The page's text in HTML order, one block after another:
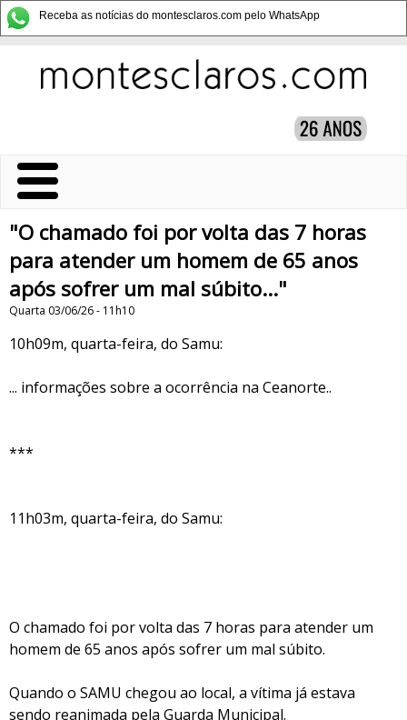
Receba as notícias do montesclaros.com pelo WhatsApp
"O chamado foi por volta das 7 horas
para atender um homem de 65 anos
após sofrer um mal súbito..."
Quarta 03/06/26 - 11h10
10h09m, quarta-feira, do Samu:
... informações sobre a ocorrência na Ceanorte..
***
11h03m, quarta-feira, do Samu:
O chamado foi por volta das 7 horas para atender um
homem de 65 anos após sofrer um mal súbito.
Quando o SAMU chegou ao local, a vítima já estava
sendo reanimada pela Guarda Municipal.